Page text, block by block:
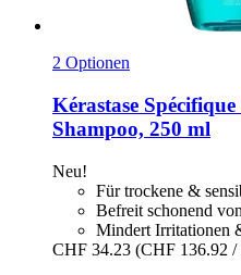
2 Optionen
Kérastase
Shampoo, 250 ml
Neu!
Für trockene &
Befreit schonend
Mindert Irritationen
CHF 34.23 (CHF 136.92 /